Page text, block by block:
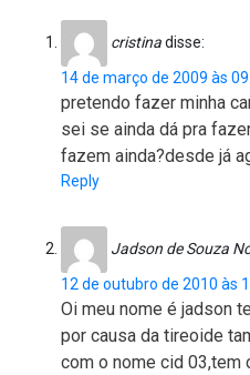
cristinadisse:
14 de março de 2009 às
pretendo fazer minha
sei se ainda dá pra
fazem ainda?desde já
Reply
Jadson de Souza
12 de outubro de 2010 às
Oi meu nome é jadson
por causa da tireoide
com o nome cid 03,tem